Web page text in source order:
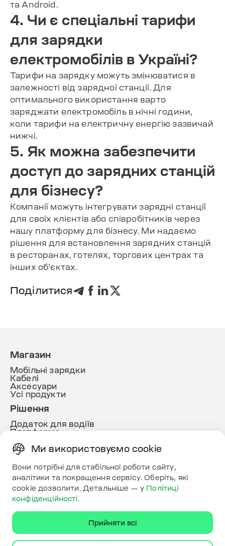
Ми використовуємо cookie
Вони потрібні для стабільної роботи сайту,
аналітики та покращення сервісу. Оберіть, які
cookie дозволити. Детальніше — у Політиці
конфіденційності.
Прийняти всі
та Android.
4. Чи є спеціальні тарифи
для зарядки
електромобілів в Україні?
Тарифи на зарядку можуть змінюватися в
залежності від зарядної станції. Для
оптимального використання варто
заряджати електромобіль в нічні години,
коли тарифи на електричну енергію зазвичай
нижчі.
5. Як можна забезпечити
доступ до зарядних станцій
для бізнесу?
Компанії можуть інтегрувати зарядні станції
для своїх клієнтів або співробітників через
нашу платформу для бізнесу. Ми надаємо
рішення для встановлення зарядних станцій
в ресторанах, готелях, торгових центрах та
інших об’єктах.
Поділитися
Магазин
Мобільні зарядки
Кабелі
Аксесуари
Усі продукти
Рішення
Додаток для водіїв
Платформа
Energy
Корисне
Ресурси
Карта
Контакти